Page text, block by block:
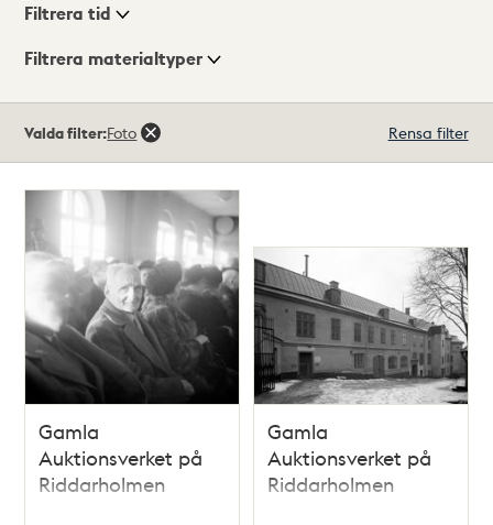
Visningsläge
Filtrera tid
Filtrera materialtyper
100träffar
Valda filter:Foto Rensa filter
Gamla
Auktionsverket på
Riddarholmen
Gamla
Auktionsverket på
Riddarholmen